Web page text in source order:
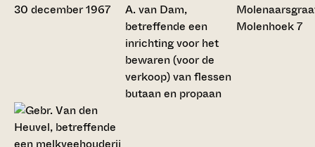
A. van Dam,
betreffende een
inrichting voor het
bewaren (voor de
verkoop) van flessen
butaan en propaan
Molenhoek 7